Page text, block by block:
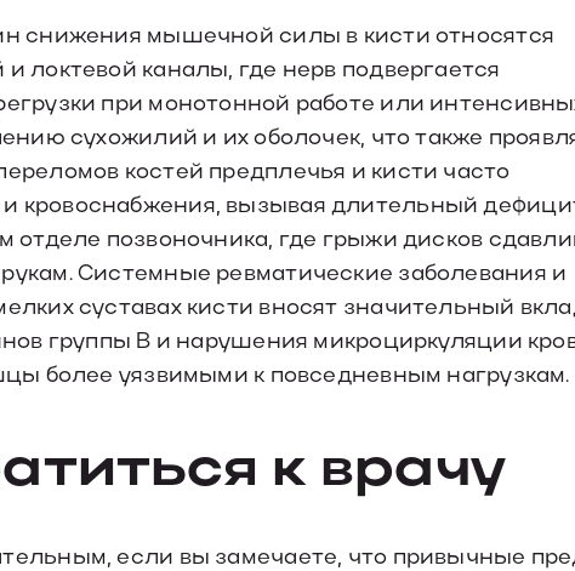
снижения мышечной силы в кисти относятся
каналы, где нерв подвергается
при монотонной работе или
сухожилий и их оболочек, что также
костей предплечья и кисти часто
кровоснабжения, вызывая длительный
отделе позвоночника, где грыжи дисков
Системные ревматические заболевания и
суставах кисти вносят значительный
группы В и нарушения микроциркуляции
более уязвимыми к повседневным нагрузкам.
к врачу
если вы замечаете, что привычные